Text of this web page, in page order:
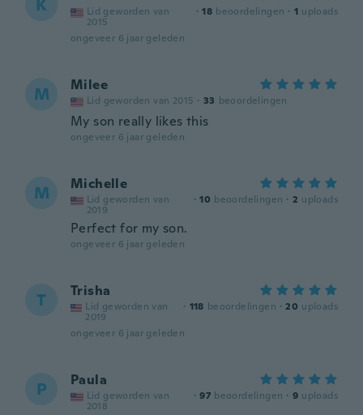
K
Lid geworden van
2015
· 18 beoordelingen · 1 uploads
ongeveer 6 jaar geleden
M Milee
Lid geworden van 2015 · 33 beoordelingen
My son really likes this
ongeveer 6 jaar geleden
M Michelle
Lid geworden van
2019
· 10 beoordelingen · 2 uploads
Perfect for my son.
ongeveer 6 jaar geleden
T Trisha
Lid geworden van
2019
· 118 beoordelingen · 20 uploads
ongeveer 6 jaar geleden
P Paula
Lid geworden van
2018
· 97 beoordelingen · 9 uploads